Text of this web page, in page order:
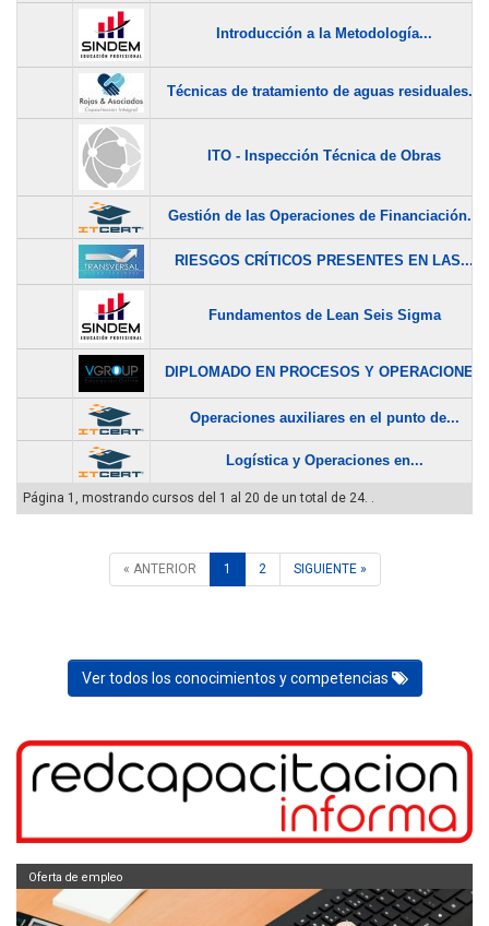
Introducción a la Metodología...
Técnicas de tratamiento de aguas residuales...
ITO - Inspección Técnica de Obras
Gestión de las Operaciones de Financiación...
RIESGOS CRÍTICOS PRESENTES EN LAS...
Fundamentos de Lean Seis Sigma
DIPLOMADO EN PROCESOS Y OPERACIONES
Operaciones auxiliares en el punto de...
Logística y Operaciones en...
Página 1, mostrando cursos del 1 al 20 de un total de 24. .
« ANTERIOR 1 2 SIGUIENTE »
Ver todos los conocimientos y competencias
Oferta de empleo